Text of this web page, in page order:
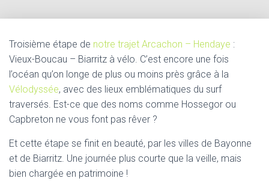
Troisième étape de notre trajet Arcachon – Hendaye :
Vieux-Boucau – Biarritz à vélo. C’est encore une fois
l’océan qu’on longe de plus ou moins près grâce à la
Vélodyssée, avec des lieux emblématiques du surf
traversés. Est-ce que des noms comme Hossegor ou
Capbreton ne vous font pas rêver ?
Et cette étape se finit en beauté, par les villes de Bayonne
et de Biarritz. Une journée plus courte que la veille, mais
bien chargée en patrimoine !